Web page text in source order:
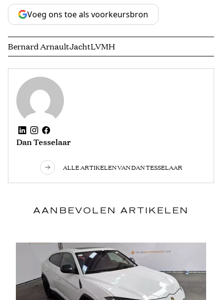
Voeg ons toe als voorkeursbron
Bernard ArnaultJachtLVMH
Dan Tesselaar
ALLE ARTIKELEN VAN DAN TESSELAAR
AANBEVOLEN ARTIKELEN